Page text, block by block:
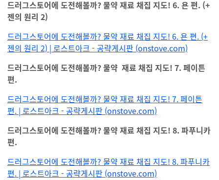
드러그스토어에 도전해볼까? 물약 재료 채집 지도! 6. 욘 편. (+
젠의 원리 2)
드러그스토어에 도전해볼까? 물약 재료 채집 지도! 6. 욘 편. (+
젠의 원리 2) | 로스트아크 - 공략게시판 (onstove.com)
드러그스토어에 도전해볼까? 물약 재료 채집 지도! 7. 페이튼
편.
드러그스토어에 도전해볼까? 물약 재료 채집 지도! 7. 페이튼
편. | 로스트아크 - 공략게시판 (onstove.com)
드러그스토어에 도전해볼까? 물약 재료 채집 지도! 8. 파푸니카
편.
드러그스토어에 도전해볼까? 물약 재료 채집 지도! 8. 파푸니카
편. | 로스트아크 - 공략게시판 (onstove.com)